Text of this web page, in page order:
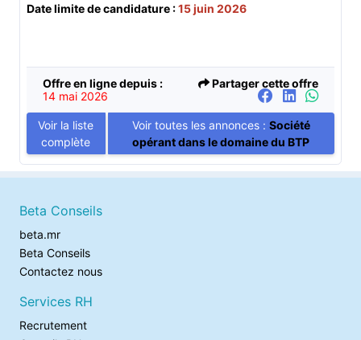
Date limite de candidature :15 juin 2026
Offre en ligne depuis :
14 mai 2026
Partager cette offre
Voir la liste
complète
Voir toutes les annonces : Société
opérant dans le domaine du BTP
Beta Conseils
beta.mr
Beta Conseils
Contactez nous
Services RH
Recrutement